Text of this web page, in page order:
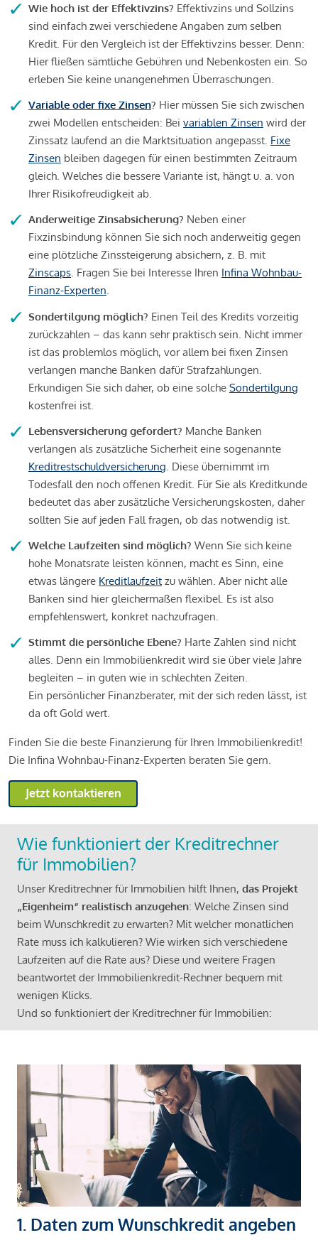
Wie hoch ist der Effektivzins? Effektivzins und Sollzins
sind einfach zwei verschiedene Angaben zum selben
Kredit. Für den Vergleich ist der Effektivzins besser. Denn:
Hier fließen sämtliche Gebühren und Nebenkosten ein. So
erleben Sie keine unangenehmen Überraschungen.
Variable oder fixe Zinsen? Hier müssen Sie sich zwischen
zwei Modellen entscheiden: Bei variablen Zinsen wird der
Zinssatz laufend an die Marktsituation angepasst. Fixe
Zinsen bleiben dagegen für einen bestimmten Zeitraum
gleich. Welches die bessere Variante ist, hängt u. a. von
Ihrer Risikofreudigkeit ab.
Anderweitige Zinsabsicherung? Neben einer
Fixzinsbindung können Sie sich noch anderweitig gegen
eine plötzliche Zinssteigerung absichern, z. B. mit
Zinscaps. Fragen Sie bei Interesse Ihren Infina Wohnbau-
Finanz-Experten.
Sondertilgung möglich? Einen Teil des Kredits vorzeitig
zurückzahlen – das kann sehr praktisch sein. Nicht immer
ist das problemlos möglich, vor allem bei fixen Zinsen
verlangen manche Banken dafür Strafzahlungen.
Erkundigen Sie sich daher, ob eine solche Sondertilgung
kostenfrei ist.
Lebensversicherung gefordert? Manche Banken
verlangen als zusätzliche Sicherheit eine sogenannte
Kreditrestschuldversicherung. Diese übernimmt im
Todesfall den noch offenen Kredit. Für Sie als Kreditkunde
bedeutet das aber zusätzliche Versicherungskosten, daher
sollten Sie auf jeden Fall fragen, ob das notwendig ist.
Welche Laufzeiten sind möglich? Wenn Sie sich keine
hohe Monatsrate leisten können, macht es Sinn, eine
etwas längere Kreditlaufzeit zu wählen. Aber nicht alle
Banken sind hier gleichermaßen flexibel. Es ist also
empfehlenswert, konkret nachzufragen.
Stimmt die persönliche Ebene? Harte Zahlen sind nicht
alles. Denn ein Immobilienkredit wird sie über viele Jahre
begleiten – in guten wie in schlechten Zeiten.
Ein persönlicher Finanzberater, mit der sich reden lässt, ist
da oft Gold wert.
Finden Sie die beste Finanzierung für Ihren Immobilienkredit!
Die Infina Wohnbau-Finanz-Experten beraten Sie gern.
Jetzt kontaktieren
Wie funktioniert der Kreditrechner
für Immobilien?
Unser Kreditrechner für Immobilien hilft Ihnen, das Projekt
„Eigenheim“ realistisch anzugehen: Welche Zinsen sind
beim Wunschkredit zu erwarten? Mit welcher monatlichen
Rate muss ich kalkulieren? Wie wirken sich verschiedene
Laufzeiten auf die Rate aus? Diese und weitere Fragen
beantwortet der Immobilienkredit-Rechner bequem mit
wenigen Klicks.
Und so funktioniert der Kreditrechner für Immobilien:
1. Daten zum Wunschkredit angeben